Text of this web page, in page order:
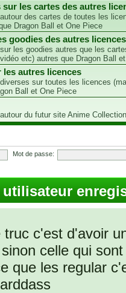
les cartes des autres
des cartes de toutes les
Dragon Ball et One Piece
goodies des autres licences
les goodies autres que les
etc) autres que Dragon Ball
autres licences
sur toutes les licences
Ball et One Piece
du futur site Anime Collection
Mot de passe:
utilisateur
truc c'est d'avoir
celle qui
que les regular